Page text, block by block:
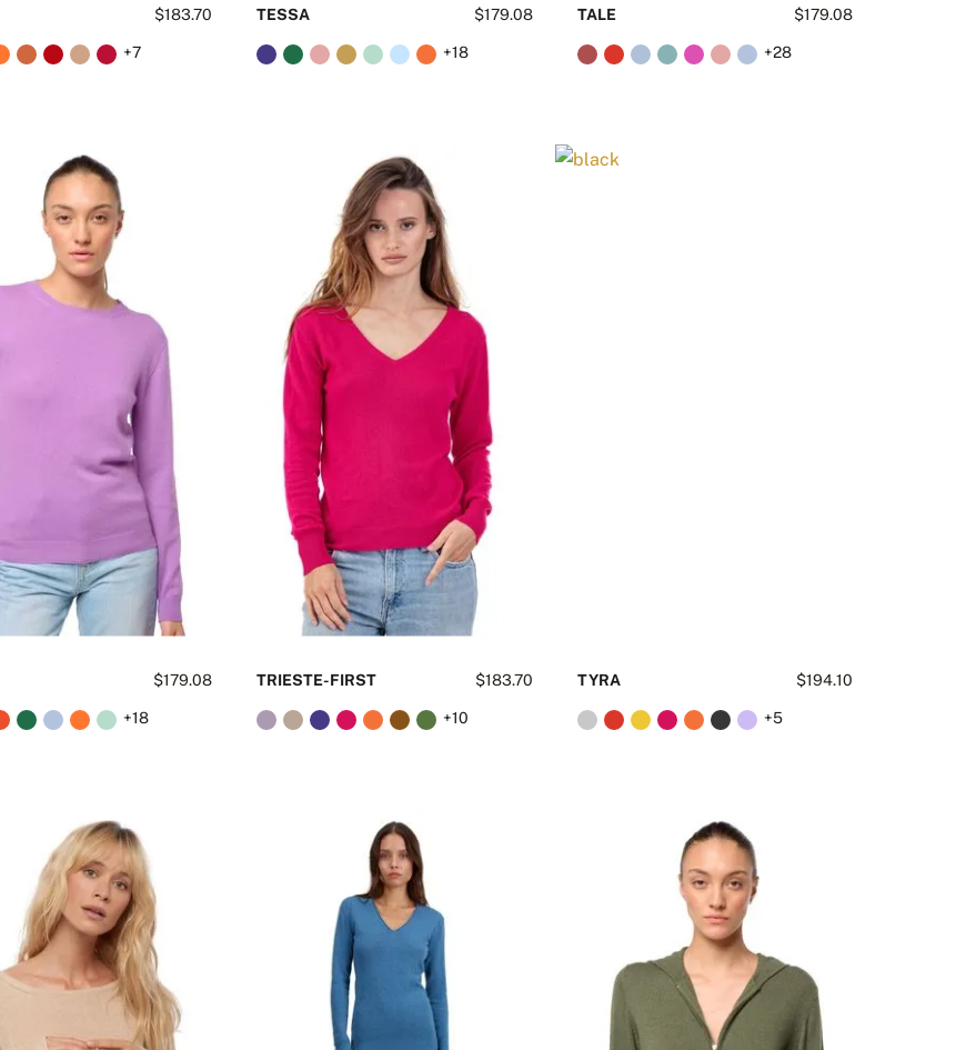
$183.70
+7
$179.08
TESSA
+18
$179.08
TALE
+28
$179.08
+18
$183.70
TRIESTE-FIRST
+10
$194.10
TYRA
+5